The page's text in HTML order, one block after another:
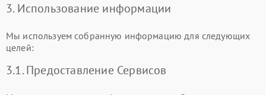
3. Использование информации
Мы используем собранную информацию для следующих
целей:
3.1. Предоставление Сервисов